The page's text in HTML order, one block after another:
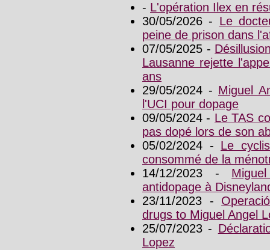
- L'opération Ilex en
30/05/2026 - Le
peine de prison dans
07/05/2025 -
Lausanne rejette
ans
29/05/2024 - Miguel
l'UCI pour dopage
09/05/2024 - Le TAS
pas dopé lors de son
05/02/2024 - Le
consommé de la
14/12/2023 -
antidopage à
23/11/2023 -
drugs to Miguel Angel
25/07/2023 -
Lopez